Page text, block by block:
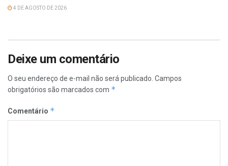
4 DE AGOSTO DE 2026
Deixe um comentário
O seu endereço de e-mail não será publicado. Campos
obrigatórios são marcados com *
Comentário *